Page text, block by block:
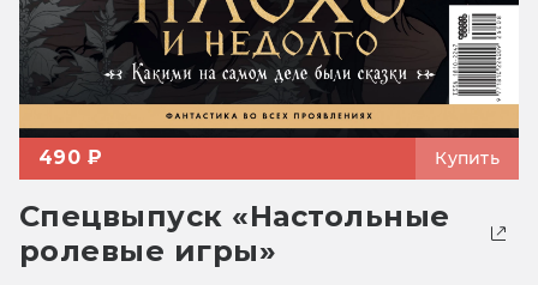
490 ₽ Купить
Спецвыпуск «Настольные
ролевые игры»